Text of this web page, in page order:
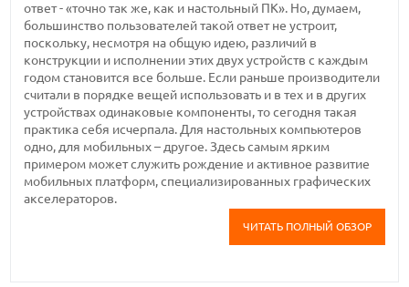
ответ - «точно так же, как и настольный ПК». Но, думаем,
большинство пользователей такой ответ не устроит,
поскольку, несмотря на общую идею, различий в
конструкции и исполнении этих двух устройств с каждым
годом становится все больше. Если раньше производители
считали в порядке вещей использовать и в тех и в других
устройствах одинаковые компоненты, то сегодня такая
практика себя исчерпала. Для настольных компьютеров
одно, для мобильных – другое. Здесь самым ярким
примером может служить рождение и активное развитие
мобильных платформ, специализированных графических
акселераторов.
ЧИТАТЬ ПОЛНЫЙ ОБЗОР